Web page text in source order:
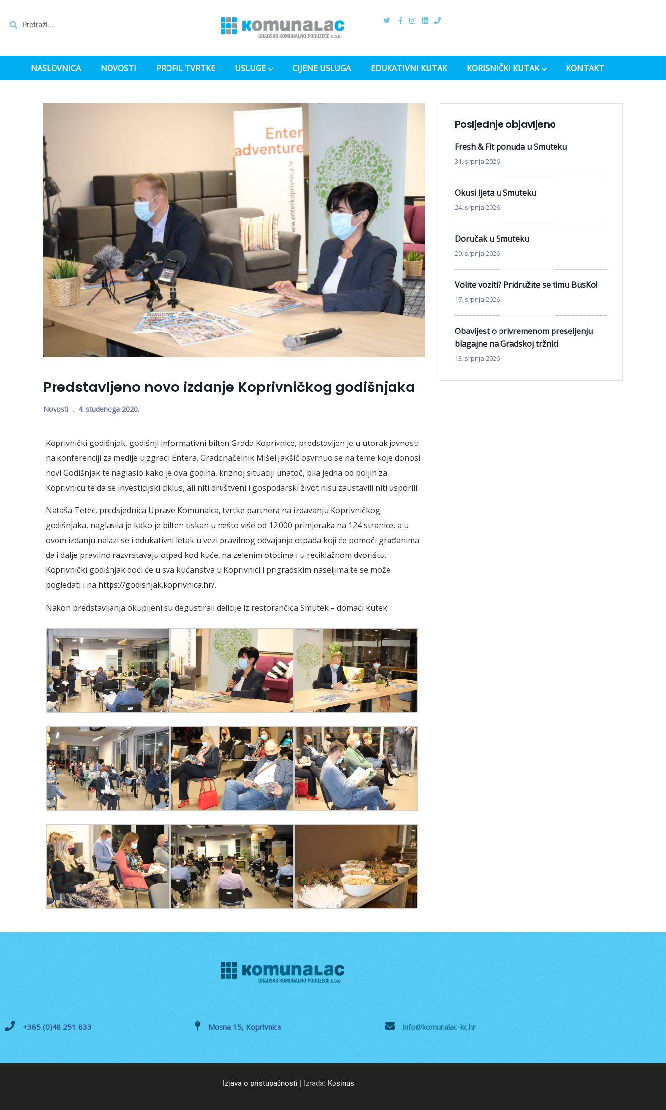
NASLOVNICA NOVOSTI PROFIL TVRTKE USLUGE CIJENE USLUGA EDUKATIVNI KUTAK KORISNIČKI KUTAK KONTAKT
Predstavljeno novo izdanje Koprivničkog godišnjaka
Novosti 4. studenoga 2020.
Koprivnički godišnjak, godišnji informativni bilten Grada Koprivnice, predstavljen je u utorak javnosti
na konferenciji za medije u zgradi Entera. Gradonačelnik Mišel Jakšić osvrnuo se na teme koje donosi
novi Godišnjak te naglasio kako je ova godina, kriznoj situaciji unatoč, bila jedna od boljih za
Koprivnicu te da se investicijski ciklus, ali niti društveni i gospodarski život nisu zaustavili niti usporili.
Nataša Tetec, predsjednica Uprave Komunalca, tvrtke partnera na izdavanju Koprivničkog
godišnjaka, naglasila je kako je bilten tiskan u nešto više od 12.000 primjeraka na 124 stranice, a u
ovom izdanju nalazi se i edukativni letak u vezi pravilnog odvajanja otpada koji će pomoći građanima
da i dalje pravilno razvrstavaju otpad kod kuće, na zelenim otocima i u reciklažnom dvorištu.
Koprivnički godišnjak doći će u sva kućanstva u Koprivnici i prigradskim naseljima te se može
pogledati i na https://godisnjak.koprivnica.hr/.
Nakon predstavljanja okupljeni su degustirali delicije iz restorančića Smutek – domaći kutek.
Posljednje objavljeno
Fresh & Fit ponuda u Smuteku
31. srpnja 2026.
Okusi ljeta u Smuteku
24. srpnja 2026.
Doručak u Smuteku
20. srpnja 2026.
Volite voziti? Pridružite se timu BusKo!
17. srpnja 2026.
Obavijest o privremenom preseljenju
blagajne na Gradskoj tržnici
13. srpnja 2026.
+385 (0)48 251 833 Mosna 15, Koprivnica info@komunalac-kc.hr
Izjava o pristupačnosti | Izrada: Kosinus